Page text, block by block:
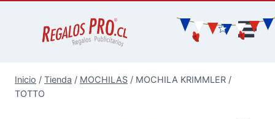
Inicio / Tienda / MOCHILAS / MOCHILA KRIMMLER /
TOTTO